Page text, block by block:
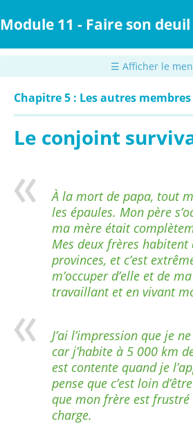
au
principal
Module 11 - Faire son
☰ Afficher le
Chapitre 5 : Les autres
Le conjoint
À la mort de papa, tout
les épaules. Mon père
ma mère était
Mes deux frères habitent
provinces, et c’est
m’occuper d’elle et de
travaillant et en vivant
J’ai l’impression que je
car j’habite à 5 000 km
est contente quand je
pense que c’est loin
que mon frère est frustré
charge.